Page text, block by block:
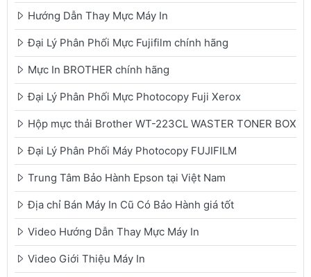
Hướng Dẫn Thay Mực Máy In
Đại Lý Phân Phối Mực Fujifilm chính hãng
Mực In BROTHER chính hãng
Đại Lý Phân Phối Mực Photocopy Fuji Xerox
Hộp mực thải Brother WT-223CL WASTER TONER BOX
Đại Lý Phân Phối Máy Photocopy FUJIFILM
Trung Tâm Bảo Hành Epson tại Việt Nam
Địa chỉ Bán Máy In Cũ Có Bảo Hành giá tốt
Video Hướng Dẫn Thay Mực Máy In
Video Giới Thiệu Máy In